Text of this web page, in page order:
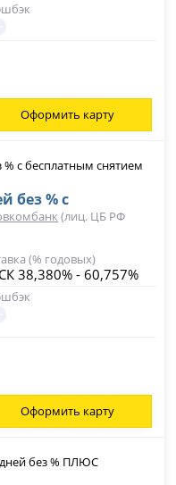
Оформить карту
без % с
(лиц. ЦБ РФ
(% годовых)
38,380% - 60,757%
Оформить карту